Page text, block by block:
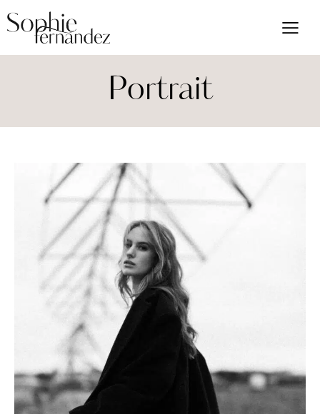
Portrait